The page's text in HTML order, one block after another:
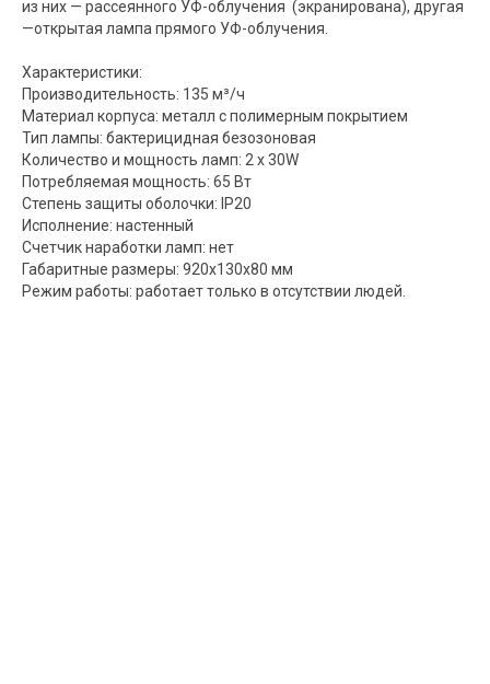
из них — рассеянного УФ-облучения (экранирована), другая
—открытая лампа прямого УФ-облучения.
Характеристики:
Производительность: 135 м³/ч
Материал корпуса: металл с полимерным покрытием
Тип лампы: бактерицидная безозоновая
Количество и мощность ламп: 2 х 30W
Потребляемая мощность: 65 Вт
Степень защиты оболочки: IP20
Исполнение: настенный
Счетчик наработки ламп: нет
Габаритные размеры: 920х130х80 мм
Режим работы: работает только в отсутствии людей.